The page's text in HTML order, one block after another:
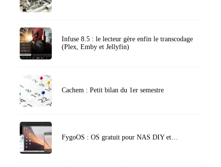
Infuse 8.5 : le lecteur gère enfin le transcodage
(Plex, Emby et Jellyfin)
Cachem : Petit bilan du 1er semestre
FygoOS : OS gratuit pour NAS DIY et…